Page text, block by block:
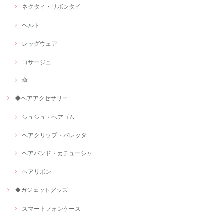
ネクタイ・リボンタイ
ベルト
レッグウェア
コサージュ
傘
◆ヘアアクセサリー
シュシュ・ヘアゴム
ヘアクリップ・バレッタ
ヘアバンド・カチューシャ
ヘアリボン
◆ガジェットグッズ
スマートフォンケース